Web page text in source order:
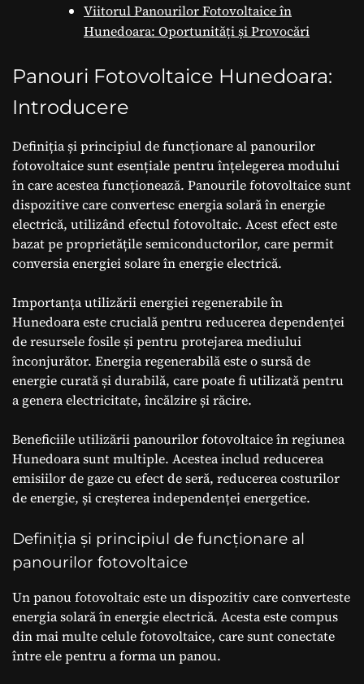
Viitorul Panourilor Fotovoltaice în
Hunedoara: Oportunități și Provocări
Panouri Fotovoltaice Hunedoara:
Introducere
Definiția și principiul de funcționare al panourilor
fotovoltaice sunt esențiale pentru înțelegerea modului
în care acestea funcționează. Panourile fotovoltaice sunt
dispozitive care convertesc energia solară în energie
electrică, utilizând efectul fotovoltaic. Acest efect este
bazat pe proprietățile semiconductorilor, care permit
conversia energiei solare în energie electrică.
Importanța utilizării energiei regenerabile în
Hunedoara este crucială pentru reducerea dependenței
de resursele fosile și pentru protejarea mediului
înconjurător. Energia regenerabilă este o sursă de
energie curată și durabilă, care poate fi utilizată pentru
a genera electricitate, încălzire și răcire.
Beneficiile utilizării panourilor fotovoltaice în regiunea
Hunedoara sunt multiple. Acestea includ reducerea
emisiilor de gaze cu efect de seră, reducerea costurilor
de energie, și creșterea independenței energetice.
Definiția și principiul de funcționare al
panourilor fotovoltaice
Un panou fotovoltaic este un dispozitiv care converteste
energia solară în energie electrică. Acesta este compus
din mai multe celule fotovoltaice, care sunt conectate
între ele pentru a forma un panou.